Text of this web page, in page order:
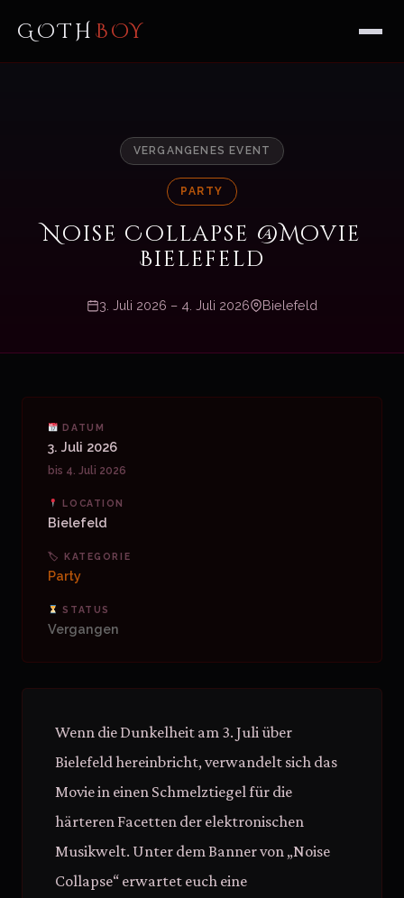
GOTH BOY
VERGANGENES EVENT
PARTY
Noise Collapse @Movie
Bielefeld
3. Juli 2026 – 4. Juli 2026 Bielefeld
DATUM
3. Juli 2026
bis 4. Juli 2026
LOCATION
Bielefeld
🏷 KATEGORIE
Party
STATUS
Vergangen
Wenn die Dunkelheit am 3. Juli über
Bielefeld hereinbricht, verwandelt sich das
Movie in einen Schmelztiegel für die
härteren Facetten der elektronischen
Musikwelt. Unter dem Banner von „Noise
Collapse“ erwartet euch eine